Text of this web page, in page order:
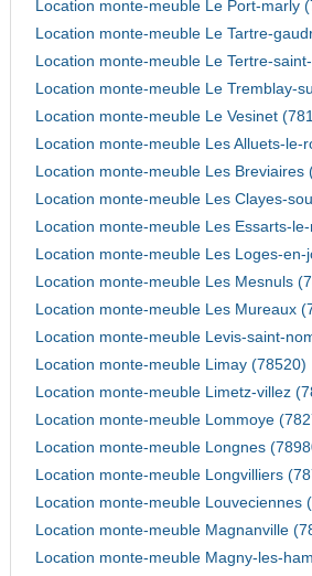
Location monte-meuble Le Port-marly
Location monte-meuble Le Tartre-
Location monte-meuble Le Tertre-
Location monte-meuble Le Tremblay-
Location monte-meuble Le Vesinet
Location monte-meuble Les Alluets-le-
Location monte-meuble Les Breviaires
Location monte-meuble Les Clayes-
Location monte-meuble Les Essarts-
Location monte-meuble Les Loges-en-
Location monte-meuble Les Mesnuls
Location monte-meuble Les Mureaux
Location monte-meuble Levis-saint-
Location monte-meuble Limay (78520)
Location monte-meuble Limetz-villez
Location monte-meuble Lommoye
Location monte-meuble Longnes
Location monte-meuble Longvilliers
Location monte-meuble Louveciennes
Location monte-meuble Magnanville
Location monte-meuble Magny-les-